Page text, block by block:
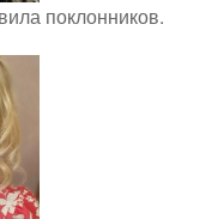
поклонников.